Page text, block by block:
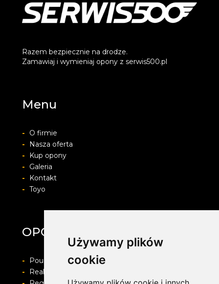
Używamy plików
cookie
Razem bezpiecznie na drodze.
Zamawiaj i wymieniaj opony z serwis500.pl
Menu
-
O firmie
-
Nasza oferta
-
Kup opony
-
Galeria
-
Kontakt
- Toyo
OPONY ŚMIGIELSKI
-
Pouczenie o prawie do odstapienia od umowy
-
Realizacja zamówienia i formy płatności